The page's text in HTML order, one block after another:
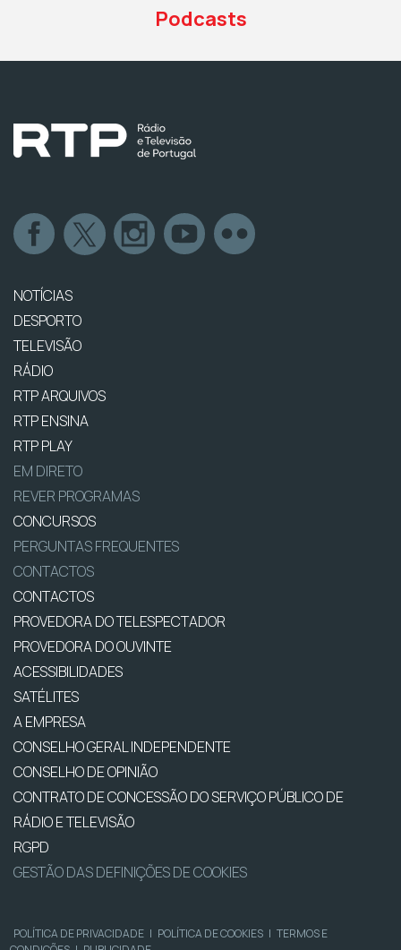
Podcasts
NOTÍCIAS
DESPORTO
TELEVISÃO
RÁDIO
RTP ARQUIVOS
RTP ENSINA
RTP PLAY
EM DIRETO
REVER PROGRAMAS
CONCURSOS
PERGUNTAS FREQUENTES
CONTACTOS
CONTACTOS
PROVEDORA DO TELESPECTADOR
PROVEDORA DO OUVINTE
ACESSIBILIDADES
SATÉLITES
A EMPRESA
CONSELHO GERAL INDEPENDENTE
CONSELHO DE OPINIÃO
CONTRATO DE CONCESSÃO DO SERVIÇO PÚBLICO DE
RÁDIO E TELEVISÃO
RGPD
GESTÃO DAS DEFINIÇÕES DE COOKIES
POLÍTICA DE PRIVACIDADE | POLÍTICA DE COOKIES | TERMOS E